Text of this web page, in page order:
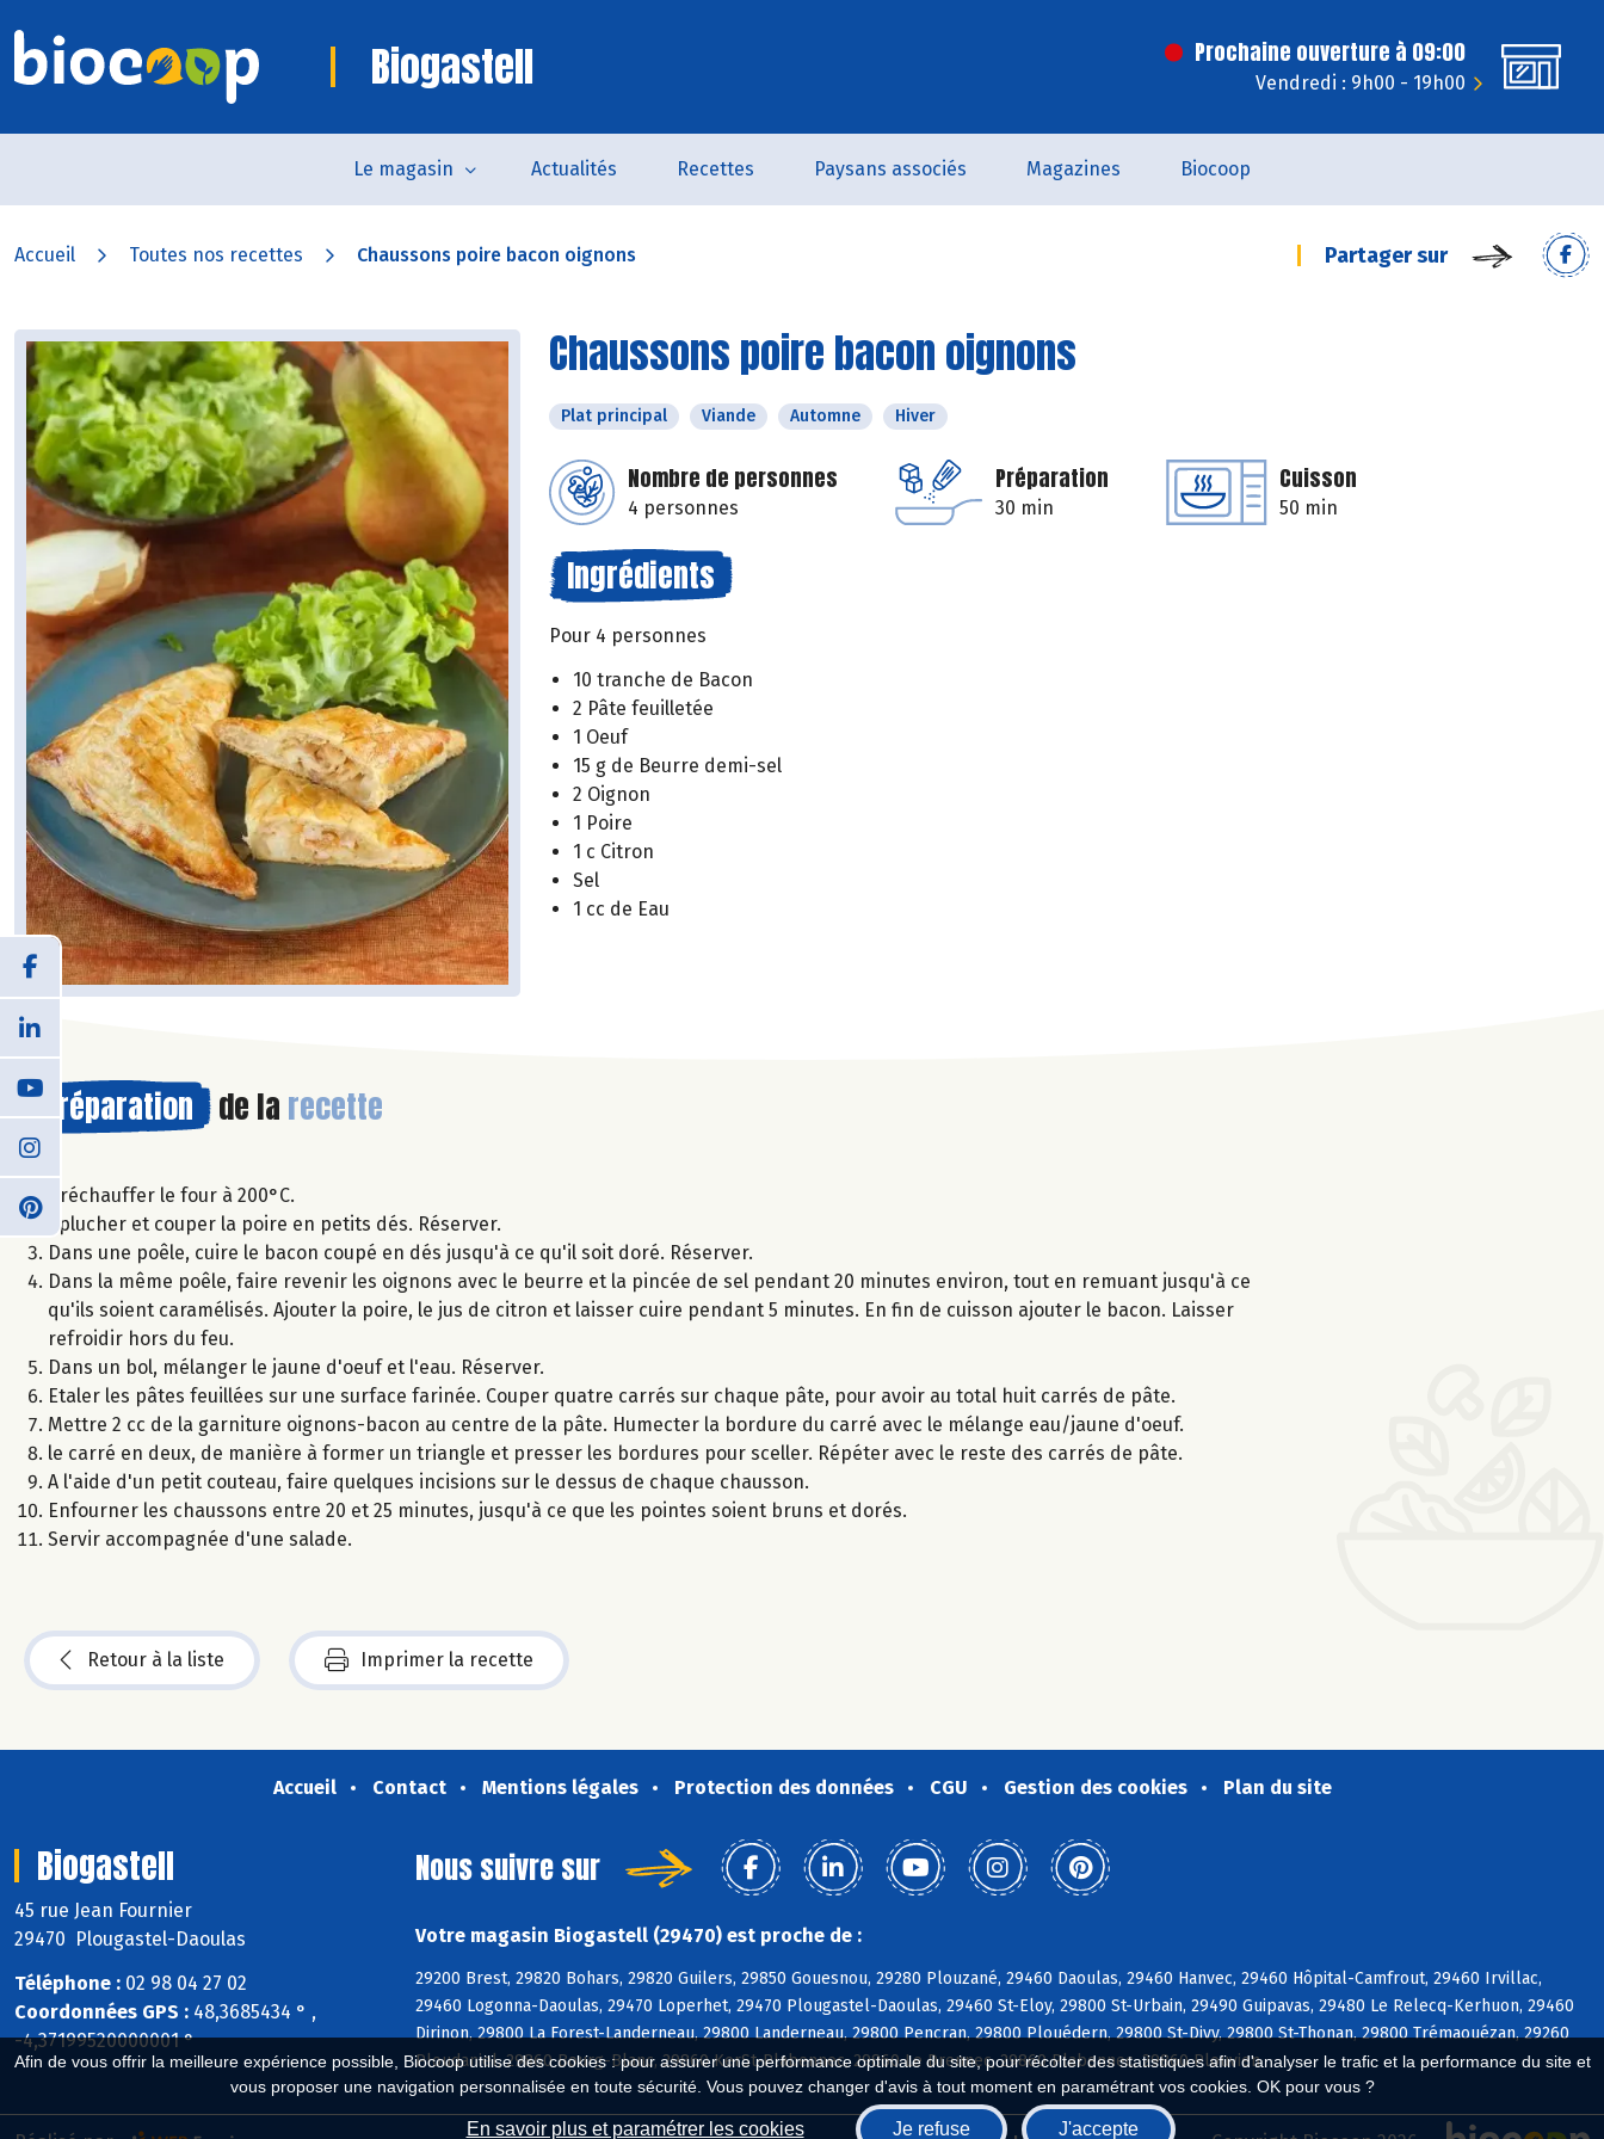
Afin de vous offrir la meilleure expérience possible, Biocoop utilise des cookies : pour assurer une performance optimale du site, pour récolter des statistiques afin d'analyser le trafic et la performance du site et
vous proposer une navigation personnalisée en toute sécurité. Vous pouvez changer d'avis à tout moment en paramétrant vos cookies. OK pour vous ?
En savoir plus et paramétrer les cookies Je refuse J'accepte
Biogastell Prochaine ouverture à 09:00
Vendredi : 9h00 - 19h00
Le magasin Actualités Recettes Paysans associés Magazines Biocoop
Accueil Toutes nos recettes Chaussons poire bacon oignons Partager sur
Chaussons poire bacon oignons
Plat principal Viande Automne Hiver
Nombre de personnes
4 personnes
Préparation
30 min
Cuisson
50 min
Ingrédients
Pour 4 personnes
10 tranche de Bacon
2 Pâte feuilletée
1 Oeuf
15 g de Beurre demi-sel
2 Oignon
1 Poire
1 c Citron
Sel
1 cc de Eau
Préparation de la recette
Préchauffer le four à 200°C.
Eplucher et couper la poire en petits dés. Réserver.
Dans une poêle, cuire le bacon coupé en dés jusqu'à ce qu'il soit doré. Réserver.
Dans la même poêle, faire revenir les oignons avec le beurre et la pincée de sel pendant 20 minutes environ, tout en remuant jusqu'à ce
qu'ils soient caramélisés. Ajouter la poire, le jus de citron et laisser cuire pendant 5 minutes. En fin de cuisson ajouter le bacon. Laisser
refroidir hors du feu.
Dans un bol, mélanger le jaune d'oeuf et l'eau. Réserver.
Etaler les pâtes feuillées sur une surface farinée. Couper quatre carrés sur chaque pâte, pour avoir au total huit carrés de pâte.
Mettre 2 cc de la garniture oignons-bacon au centre de la pâte. Humecter la bordure du carré avec le mélange eau/jaune d'oeuf.
le carré en deux, de manière à former un triangle et presser les bordures pour sceller. Répéter avec le reste des carrés de pâte.
A l'aide d'un petit couteau, faire quelques incisions sur le dessus de chaque chausson.
Enfourner les chaussons entre 20 et 25 minutes, jusqu'à ce que les pointes soient bruns et dorés.
Servir accompagnée d'une salade.
Retour à la liste Imprimer la recette
Accueil Contact Mentions légales Protection des données CGU Gestion des cookies Plan du site
Biogastell
45 rue Jean Fournier
29470 Plougastel-Daoulas
Téléphone : 02 98 04 27 02
Coordonnées GPS : 48,3685434 ° ,
-4,37199520000001 °
Nous suivre sur
Votre magasin Biogastell (29470) est proche de :
29200 Brest, 29820 Bohars, 29820 Guilers, 29850 Gouesnou, 29280 Plouzané, 29460 Daoulas, 29460 Hanvec, 29460 Hôpital-Camfrout, 29460 Irvillac,
29460 Logonna-Daoulas, 29470 Loperhet, 29470 Plougastel-Daoulas, 29460 St-Eloy, 29800 St-Urbain, 29490 Guipavas, 29480 Le Relecq-Kerhuon, 29460
Dirinon, 29800 La Forest-Landerneau, 29800 Landerneau, 29800 Pencran, 29800 Plouédern, 29800 St-Divy, 29800 St-Thonan, 29800 Trémaouézan, 29260
Ploudaniel, 29860 Bourg-Blanc, 29860 KerSt-Plabennec, 29860 Le Drennec, 29860 Plabennec, 29860 Plouvien